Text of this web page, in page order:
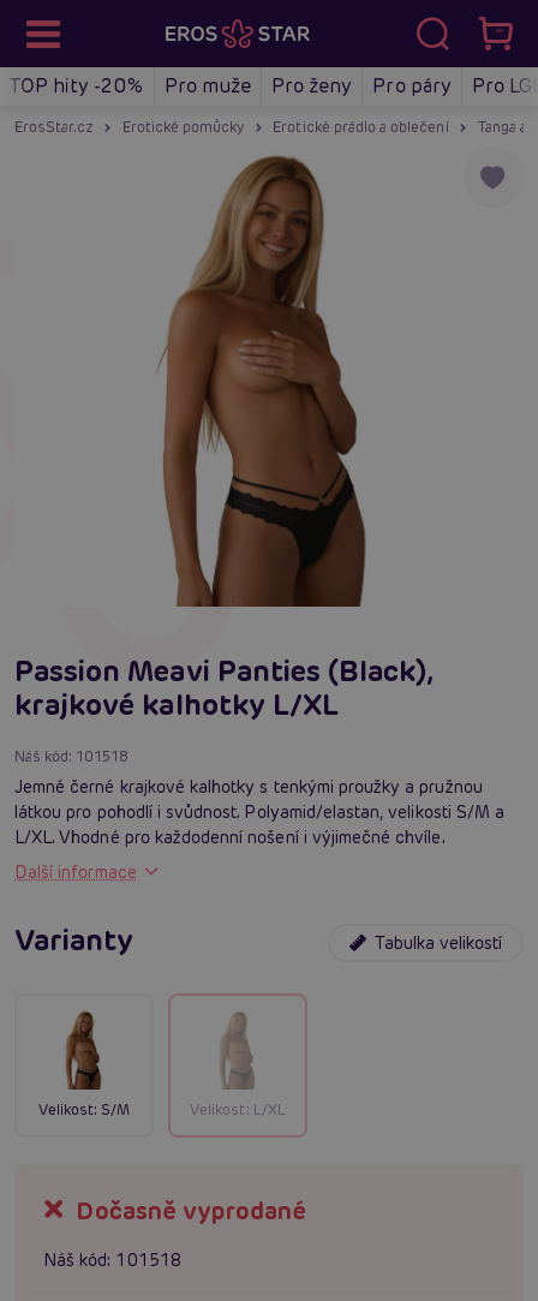
TOP hity -20% Pro muže Pro ženy Pro páry Pro
ErosStar.cz Erotické pomůcky Erotické prádlo a oblečení Tanga a
Passion Meavi Panties (Black),
krajkové kalhotky L/XL
Náš kód: 101518
Jemné černé krajkové kalhotky s tenkými proužky a pružnou
látkou pro pohodlí i svůdnost. Polyamid/elastan, velikosti S/M a
L/XL. Vhodné pro každodenní nošení i výjimečné chvíle.
Další informace
Varianty Tabulka velikostí
Velikost: S/M Velikost: L/XL
Dočasně vyprodané
Náš kód: 101518